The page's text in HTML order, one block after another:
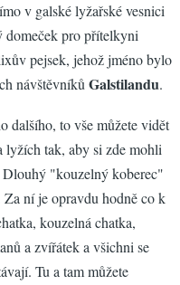
v galské lyžařské vesnici
domeček pro přítelkyni
pejsek, jehož jméno bylo
návštěvníků Galstilandu.
dalšího, to vše můžete vidět
lyžích tak, aby si zde mohli
Dlouhý "kouzelný koberec"
ní je opravdu hodně co k
kouzelná chatka,
a zvířátek a všichni se
Tu a tam můžete